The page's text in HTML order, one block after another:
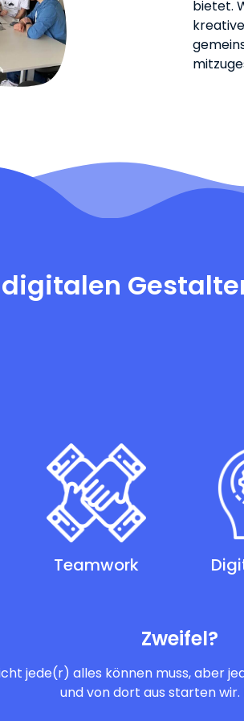
bietet.
Teamwork
Zweifel?
jede(r) alles können muss, aber
und von dort aus starten wir.